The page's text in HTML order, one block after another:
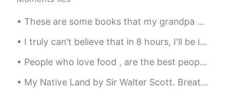
2020.11.12 13:18
JP EN
Great!☺️
Tomo... 2020.11.12 13:14
These are some books that my grandpa gave me. The subject matter is generally depression and is...
I truly can't believe that in 8 hours, I'll be in Japan. I'll be teaching English there. I'm so e...
People who love food , are the best people😁 Shout out to all the foodies out there myself include...
My Native Land by Sir Walter Scott. Breathes there the man, with soul so dead, Who never to hims...